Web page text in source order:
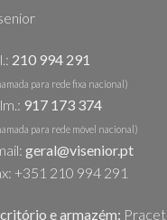
210 994 291
para rede fixa nacional)
917 173 374
para rede móvel nacional)
geral@visenior.pt
+351 210 994 291
e armazém: